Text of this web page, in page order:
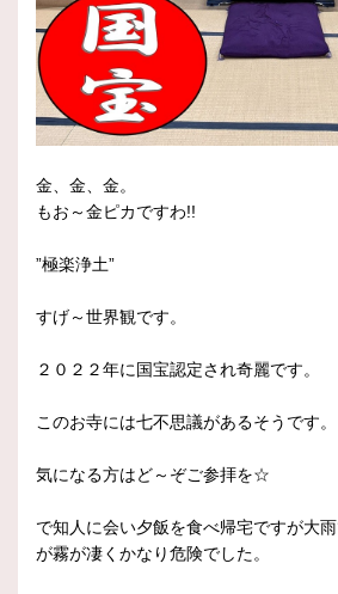
金、金、金。
もお～金ピカですわ!!
”極楽浄土”
すげ～世界観です。
２０２２年に国宝認定され奇麗です。
このお寺には七不思議があるそうです。
気になる方はど～ぞご参拝を☆
で知人に会い夕飯を食べ帰宅ですが大
が霧が凄くかなり危険でした。